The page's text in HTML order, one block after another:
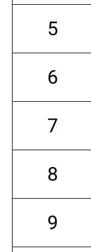
5
6
7
8
9